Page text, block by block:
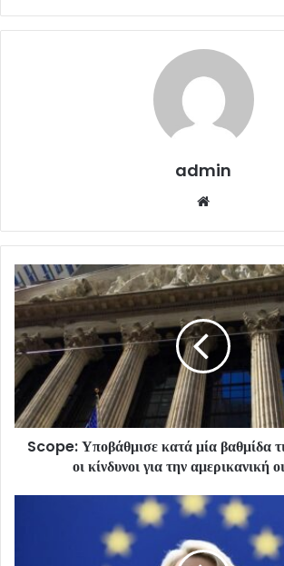
admin
Scope: Υποβάθμισε κατά μία βαθμίδα
οι κίνδυνοι για την αμερικανική